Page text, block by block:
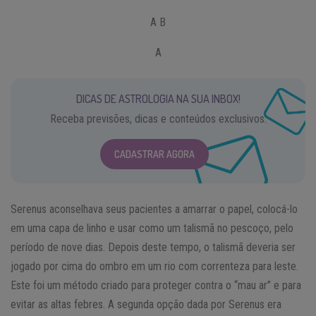
A B
A
DICAS DE ASTROLOGIA NA SUA INBOX!
Receba previsões, dicas e conteúdos exclusivos.
CADASTRAR AGORA
Serenus aconselhava seus pacientes a amarrar o papel, colocá-lo
em uma capa de linho e usar como um talismã no pescoço, pelo
período de nove dias. Depois deste tempo, o talismã deveria ser
jogado por cima do ombro em um rio com correnteza para leste.
Este foi um método criado para proteger contra o “mau ar” e para
evitar as altas febres. A segunda opção dada por Serenus era